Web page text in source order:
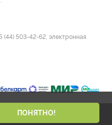
(44) 503-42-62, электронная
ПОНЯТНО!